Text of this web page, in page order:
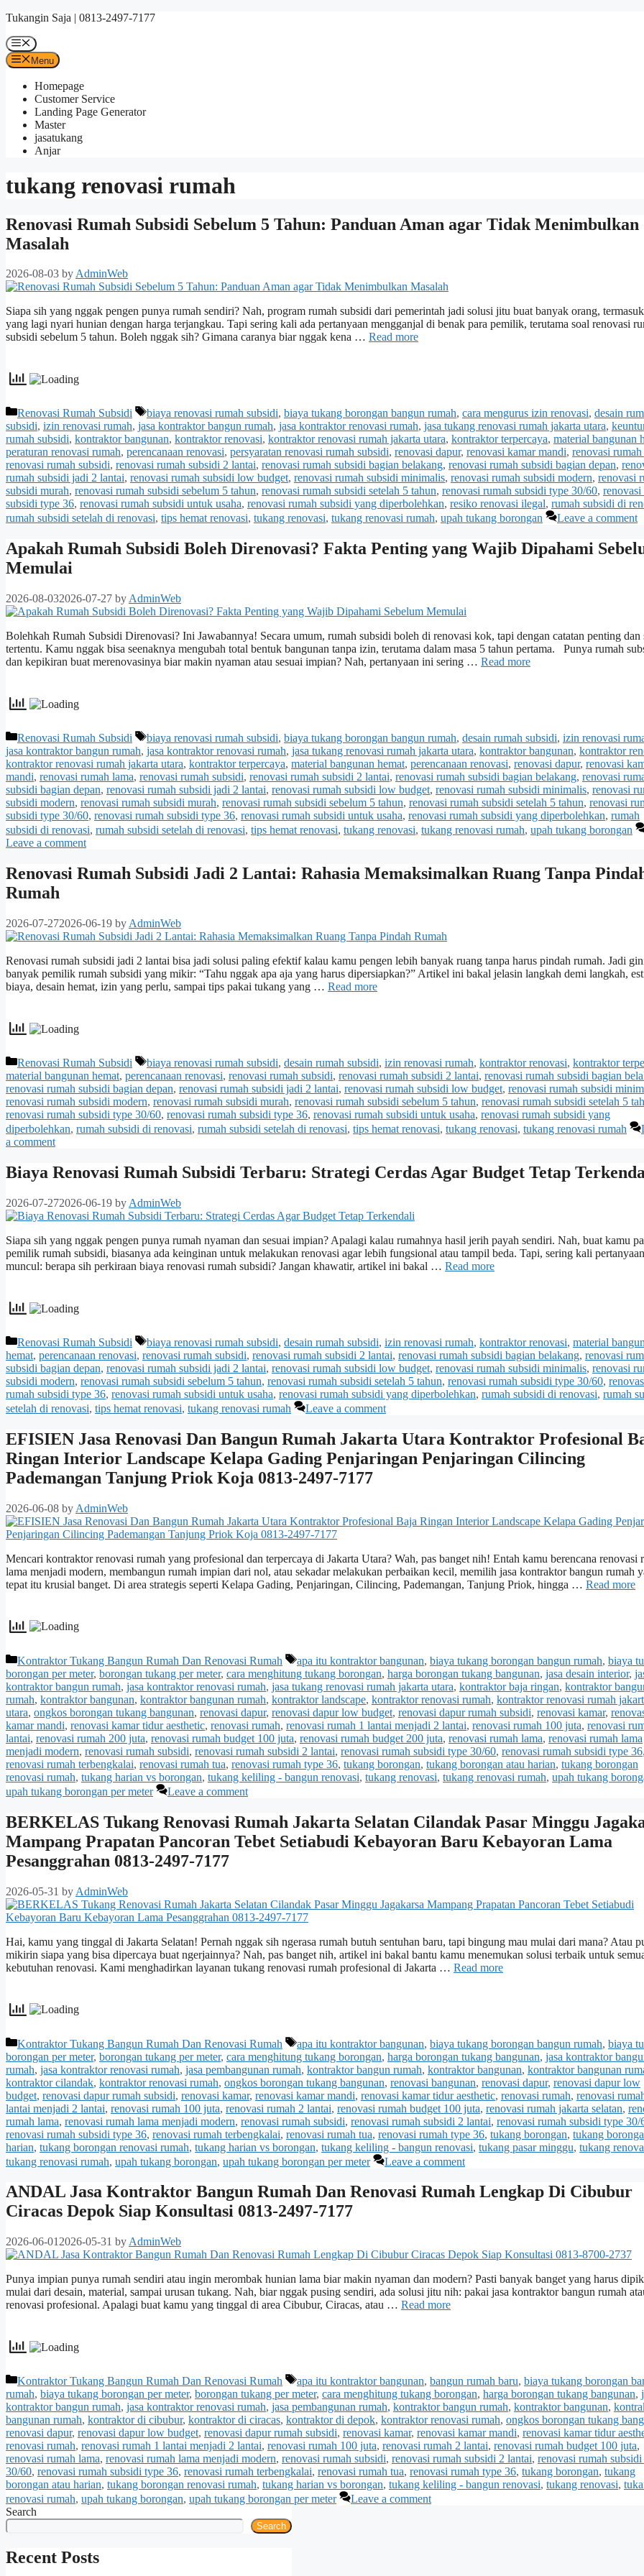
Skip
content
Tukangin Saja | 0813-2497-7177
Menu
Menu
Homepage
Customer Service
Landing Page Generator
Master
jasatukang
Anjar
tukang renovasi rumah
Renovasi Rumah Subsidi Sebelum 5 Tahun: Panduan Aman agar Tidak Menimbulkan
Masalah
2026-08-03 byAdminWeb
Siapa sih yang nggak pengen punya rumah sendiri? Nah, program rumah subsidi dari pemerintah jadi solusi jitu buat banyak orang,
yang lagi nyari hunian dengan harga terjangkau. Tapi sering kali ada pertanyaan mengganjal di benak para pemilik, terutama soal renovasi
subsidi sebelum 5 tahun. Boleh nggak sih? Gimana caranya biar nggak kena … Read more
Categories
Renovasi Rumah Subsidi Tags
biaya renovasi rumah subsidi, biaya tukang borongan bangun rumah, cara mengurus izin renovasi, desain
subsidi, izin renovasi rumah, jasa kontraktor bangun rumah, jasa kontraktor renovasi rumah, jasa tukang renovasi rumah jakarta utara,
rumah subsidi, kontraktor bangunan, kontraktor renovasi, kontraktor renovasi rumah jakarta utara, kontraktor terpercaya, material bangunan
peraturan renovasi rumah, perencanaan renovasi, persyaratan renovasi rumah subsidi, renovasi dapur, renovasi kamar mandi, renovasi rumah
renovasi rumah subsidi, renovasi rumah subsidi 2 lantai, renovasi rumah subsidi bagian belakang, renovasi rumah subsidi bagian depan,
rumah subsidi jadi 2 lantai, renovasi rumah subsidi low budget, renovasi rumah subsidi minimalis, renovasi rumah subsidi modern, renovasi
subsidi murah, renovasi rumah subsidi sebelum 5 tahun, renovasi rumah subsidi setelah 5 tahun, renovasi rumah subsidi type 30/60, renovasi
subsidi type 36, renovasi rumah subsidi untuk usaha, renovasi rumah subsidi yang diperbolehkan, resiko renovasi ilegal, rumah subsidi di
rumah subsidi setelah di renovasi, tips hemat renovasi, tukang renovasi, tukang renovasi rumah, upah tukang borongan Leave a comment
Apakah Rumah Subsidi Boleh Direnovasi? Fakta Penting yang Wajib Dipahami
Memulai
2026-08-032026-07-27 by AdminWeb
Bolehkah Rumah Subsidi Direnovasi? Ini Jawabannya! Secara umum, rumah subsidi boleh di renovasi kok, tapi dengan catatan penting dan
tertentu. Kamu nggak bisa seenaknya mengubah total bentuk bangunan tanpa izin, terutama dalam masa 5 tahun pertama. Punya rumah
dan kepikiran buat merenovasinya biar makin nyaman atau sesuai impian? Nah, pertanyaan ini sering … Read more
Categories
Renovasi Rumah Subsidi Tags
biaya renovasi rumah subsidi, biaya tukang borongan bangun rumah, desain rumah subsidi, izin renovasi
jasa kontraktor bangun rumah, jasa kontraktor renovasi rumah, jasa tukang renovasi rumah jakarta utara, kontraktor bangunan, kontraktor
kontraktor renovasi rumah jakarta utara, kontraktor terpercaya, material bangunan hemat, perencanaan renovasi, renovasi dapur, renovasi
mandi, renovasi rumah lama, renovasi rumah subsidi, renovasi rumah subsidi 2 lantai, renovasi rumah subsidi bagian belakang, renovasi
subsidi bagian depan, renovasi rumah subsidi jadi 2 lantai, renovasi rumah subsidi low budget, renovasi rumah subsidi minimalis, renovasi
subsidi modern, renovasi rumah subsidi murah, renovasi rumah subsidi sebelum 5 tahun, renovasi rumah subsidi setelah 5 tahun, renovasi
subsidi type 30/60, renovasi rumah subsidi type 36, renovasi rumah subsidi untuk usaha, renovasi rumah subsidi yang diperbolehkan, rumah
subsidi di renovasi, rumah subsidi setelah di renovasi, tips hemat renovasi, tukang renovasi, tukang renovasi rumah, upah tukang borongan
Leave a comment
Renovasi Rumah Subsidi Jadi 2 Lantai: Rahasia Memaksimalkan Ruang Tanpa
Rumah
2026-07-272026-06-19 by AdminWeb
Renovasi rumah subsidi jadi 2 lantai bisa jadi solusi paling efektif kalau kamu pengen lebih banyak ruang tanpa harus pindah rumah. Jadi
banyak pemilik rumah subsidi yang mikir: “Tahu nggak apa aja yang harus dipersiapkan?” Artikel ini bakal jelasin langkah demi langkah,
biaya, desain hemat, izin yang perlu, sampai tips pakai tukang yang … Read more
Categories
Renovasi Rumah Subsidi Tags
biaya renovasi rumah subsidi, desain rumah subsidi, izin renovasi rumah, kontraktor renovasi, kontraktor
material bangunan hemat, perencanaan renovasi, renovasi rumah subsidi, renovasi rumah subsidi 2 lantai, renovasi rumah subsidi bagian
renovasi rumah subsidi bagian depan, renovasi rumah subsidi jadi 2 lantai, renovasi rumah subsidi low budget, renovasi rumah subsidi
renovasi rumah subsidi modern, renovasi rumah subsidi murah, renovasi rumah subsidi sebelum 5 tahun, renovasi rumah subsidi setelah 5
renovasi rumah subsidi type 30/60, renovasi rumah subsidi type 36, renovasi rumah subsidi untuk usaha, renovasi rumah subsidi yang
diperbolehkan, rumah subsidi di renovasi, rumah subsidi setelah di renovasi, tips hemat renovasi, tukang renovasi, tukang renovasi rumah
a comment
Biaya Renovasi Rumah Subsidi Terbaru: Strategi Cerdas Agar Budget Tetap
2026-07-272026-06-19 by AdminWeb
Siapa sih yang nggak pengen punya rumah nyaman dan sesuai impian? Apalagi kalau rumahnya hasil jerih payah sendiri. Nah, buat kamu
pemilik rumah subsidi, biasanya ada keinginan untuk melakukan renovasi agar lebih fungsional atau tampil beda. Tapi, sering kali
muncul: berapa sih perkiraan biaya renovasi rumah subsidi? Jangan khawatir, artikel ini bakal … Read more
Categories
Renovasi Rumah Subsidi Tags
biaya renovasi rumah subsidi, desain rumah subsidi, izin renovasi rumah, kontraktor renovasi, material
hemat, perencanaan renovasi, renovasi rumah subsidi, renovasi rumah subsidi 2 lantai, renovasi rumah subsidi bagian belakang, renovasi
subsidi bagian depan, renovasi rumah subsidi jadi 2 lantai, renovasi rumah subsidi low budget, renovasi rumah subsidi minimalis, renovasi
subsidi modern, renovasi rumah subsidi sebelum 5 tahun, renovasi rumah subsidi setelah 5 tahun, renovasi rumah subsidi type 30/60,
rumah subsidi type 36, renovasi rumah subsidi untuk usaha, renovasi rumah subsidi yang diperbolehkan, rumah subsidi di renovasi, rumah
setelah di renovasi, tips hemat renovasi, tukang renovasi rumah Leave a comment
EFISIEN Jasa Renovasi Dan Bangun Rumah Jakarta Utara Kontraktor Profesional
Ringan Interior Landscape Kelapa Gading Penjaringan Penjaringan Cilincing
Pademangan Tanjung Priok Koja 0813-2497-7177
2026-06-08 by AdminWeb
Mencari kontraktor renovasi rumah yang profesional dan terpercaya di Jakarta Utara? Wah, pas banget nih! Entah kamu berencana renovasi
lama menjadi modern, membangun rumah impian dari nol, atau sekadar melakukan perbaikan kecil, memilih jasa kontraktor bangun rumah
tepat itu krusial banget. Di area strategis seperti Kelapa Gading, Penjaringan, Cilincing, Pademangan, Tanjung Priok, hingga … Read more
Categories
Kontraktor Tukang Bangun Rumah Dan Renovasi Rumah Tags
apa itu kontraktor bangunan, biaya tukang borongan bangun rumah, biaya
borongan per meter, borongan tukang per meter, cara menghitung tukang borongan, harga borongan tukang bangunan, jasa desain interior,
kontraktor bangun rumah, jasa kontraktor renovasi rumah, jasa tukang renovasi rumah jakarta utara, kontraktor baja ringan, kontraktor
rumah, kontraktor bangunan, kontraktor bangunan rumah, kontraktor landscape, kontraktor renovasi rumah, kontraktor renovasi rumah
utara, ongkos borongan tukang bangunan, renovasi dapur, renovasi dapur low budget, renovasi dapur rumah subsidi, renovasi kamar,
kamar mandi, renovasi kamar tidur aesthetic, renovasi rumah, renovasi rumah 1 lantai menjadi 2 lantai, renovasi rumah 100 juta, renovasi
lantai, renovasi rumah 200 juta, renovasi rumah budget 100 juta, renovasi rumah budget 200 juta, renovasi rumah lama, renovasi rumah lama
menjadi modern, renovasi rumah subsidi, renovasi rumah subsidi 2 lantai, renovasi rumah subsidi type 30/60, renovasi rumah subsidi type 36,
renovasi rumah terbengkalai, renovasi rumah tua, renovasi rumah type 36, tukang borongan, tukang borongan atau harian, tukang borongan
renovasi rumah, tukang harian vs borongan, tukang keliling - bangun renovasi, tukang renovasi, tukang renovasi rumah, upah tukang
upah tukang borongan per meter
Leave a comment
BERKELAS Tukang Renovasi Rumah Jakarta Selatan Cilandak Pasar Minggu
Mampang Prapatan Pancoran Tebet Setiabudi Kebayoran Baru Kebayoran Lama
Pesanggrahan 0813-2497-7177
2026-05-31 by AdminWeb
Hai, kamu yang tinggal di Jakarta Selatan! Pernah nggak sih ngerasa rumah butuh sentuhan baru, tapi bingung mau mulai dari mana? Atau
mikirin siapa yang bisa dipercaya buat ngerjainnya? Nah, pas banget nih, artikel ini bakal bantu kamu menemukan solusi terbaik untuk
kebutuhan renovasi. Kami menghadirkan layanan tukang renovasi rumah profesional di Jakarta … Read more
Categories
Kontraktor Tukang Bangun Rumah Dan Renovasi Rumah Tags
apa itu kontraktor bangunan, biaya tukang borongan bangun rumah, biaya
borongan per meter, borongan tukang per meter, cara menghitung tukang borongan, harga borongan tukang bangunan, jasa kontraktor
rumah, jasa kontraktor renovasi rumah, jasa pembangunan rumah, kontraktor bangun rumah, kontraktor bangunan, kontraktor bangunan
kontraktor cilandak, kontraktor renovasi rumah, ongkos borongan tukang bangunan, renovasi bangunan, renovasi dapur, renovasi dapur low
budget, renovasi dapur rumah subsidi, renovasi kamar, renovasi kamar mandi, renovasi kamar tidur aesthetic, renovasi rumah, renovasi
lantai menjadi 2 lantai, renovasi rumah 100 juta, renovasi rumah 2 lantai, renovasi rumah budget 100 juta, renovasi rumah jakarta selatan,
rumah lama, renovasi rumah lama menjadi modern, renovasi rumah subsidi, renovasi rumah subsidi 2 lantai, renovasi rumah subsidi type 30/
renovasi rumah subsidi type 36, renovasi rumah terbengkalai, renovasi rumah tua, renovasi rumah type 36, tukang borongan, tukang
harian, tukang borongan renovasi rumah, tukang harian vs borongan, tukang keliling - bangun renovasi, tukang pasar minggu, tukang
tukang renovasi rumah, upah tukang borongan, upah tukang borongan per meter Leave a comment
ANDAL Jasa Kontraktor Bangun Rumah Dan Renovasi Rumah Lengkap Di Cibubur
Ciracas Depok Siap Konsultasi 0813-2497-7177
2026-06-01 2026-05-31 by AdminWeb
Punya impian punya rumah sendiri atau ingin merombak hunian lama biar makin nyaman dan modern? Pasti banyak banget yang harus
mulai dari desain, material, sampai urusan tukang. Nah, biar nggak pusing sendiri, ada solusi jitu nih: pakai jasa kontraktor bangun rumah
renovasi profesional. Apalagi buat kamu yang tinggal di area Cibubur, Ciracas, atau … Read more
Categories
Kontraktor Tukang Bangun Rumah Dan Renovasi Rumah Tags
apa itu kontraktor bangunan, bangun rumah baru, biaya tukang borongan
rumah, biaya tukang borongan per meter, borongan tukang per meter, cara menghitung tukang borongan, harga borongan tukang bangunan,
kontraktor bangun rumah, jasa kontraktor renovasi rumah, jasa pembangunan rumah, kontraktor bangun rumah, kontraktor bangunan,
bangunan rumah, kontraktor di cibubur, kontraktor di ciracas, kontraktor di depok, kontraktor renovasi rumah, ongkos borongan tukang
renovasi dapur, renovasi dapur low budget, renovasi dapur rumah subsidi, renovasi kamar, renovasi kamar mandi, renovasi kamar tidur
renovasi rumah, renovasi rumah 1 lantai menjadi 2 lantai, renovasi rumah 100 juta, renovasi rumah 2 lantai, renovasi rumah budget 100 juta,
renovasi rumah lama, renovasi rumah lama menjadi modern, renovasi rumah subsidi, renovasi rumah subsidi 2 lantai, renovasi rumah
30/60, renovasi rumah subsidi type 36, renovasi rumah terbengkalai, renovasi rumah tua, renovasi rumah type 36, tukang borongan, tukang
borongan atau harian, tukang borongan renovasi rumah, tukang harian vs borongan, tukang keliling - bangun renovasi, tukang renovasi,
renovasi rumah, upah tukang borongan, upah tukang borongan per meter
Leave a comment
Search
Search
Recent Posts